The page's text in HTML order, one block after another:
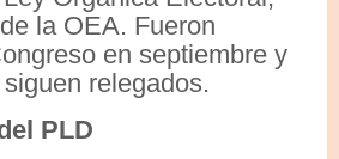
la OEA. Fueron
en septiembre y
relegados.
PLD